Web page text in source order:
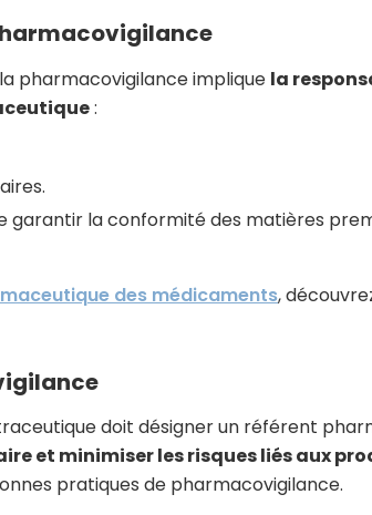
pharmacovigilance implique la
:
garantir la conformité des matières
des médicaments,
doit désigner un référent
et minimiser les risques liés aux
pratiques de pharmacovigilance.